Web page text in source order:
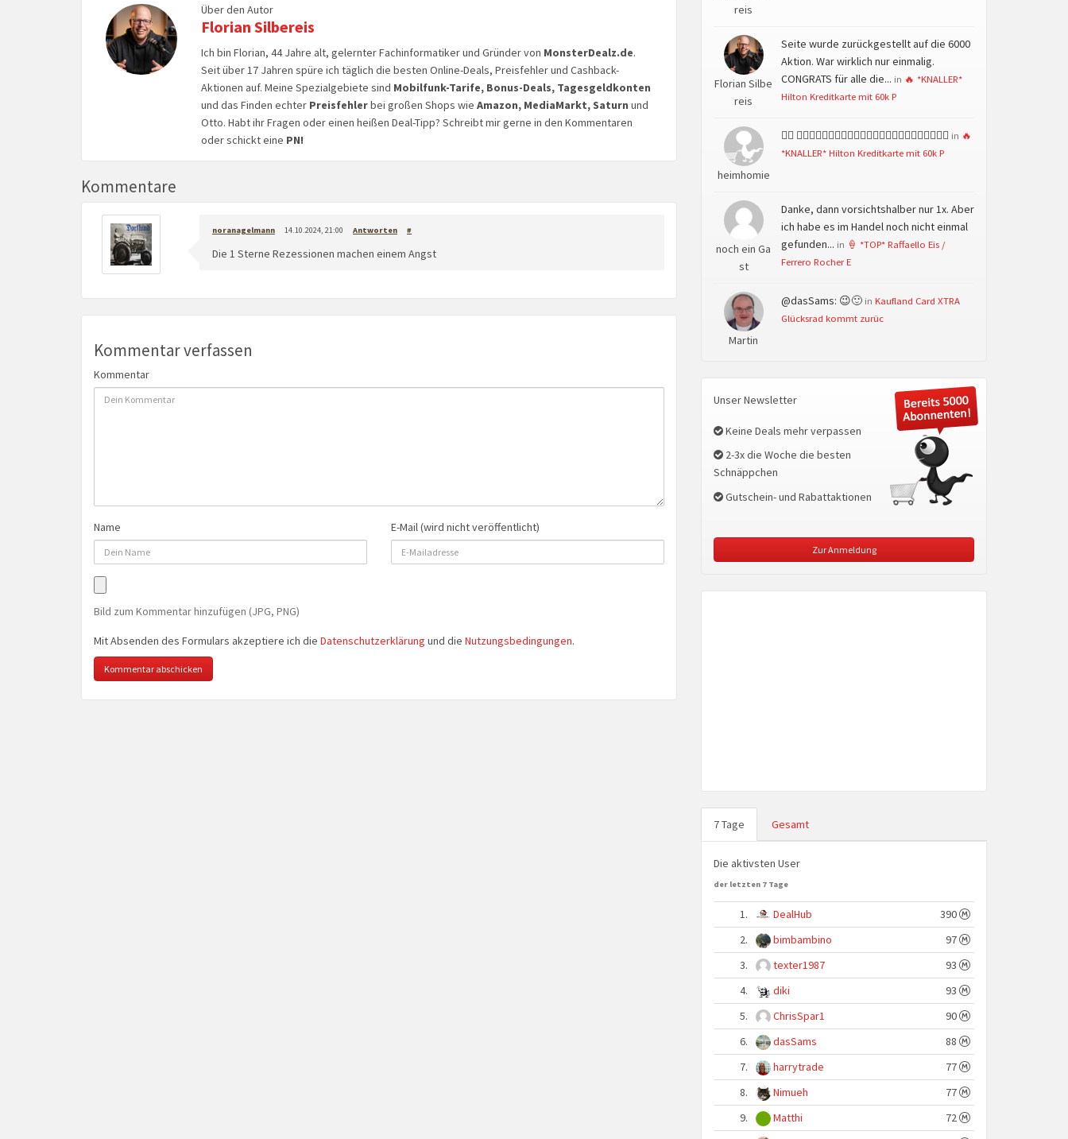
Über den Autor
Florian Silbereis
Ich bin Florian, 44 Jahre alt, gelernter Fachinformatiker und Gründer von MonsterDealz.de.
Seit über 17 Jahren spüre ich täglich die besten Online-Deals, Preisfehler und Cashback-
Aktionen auf. Meine Spezialgebiete sind Mobilfunk-Tarife, Bonus-Deals, Tagesgeldkonten
und das Finden echterPreisfehlerbei großen Shops wie Amazon, MediaMarkt, Saturn und
Otto. Habt ihr Fragen oder einen heißen Deal-Tipp? Schreibt mir gerne in den Kommentaren
oder schickt eine PN!
Kommentare
noranagelmann 14.10.2024, 21:00 Antworten #
Die 1 Sterne Rezessionen machen einem Angst
Kommentar verfassen
Kommentar
Name E-Mail (wird nicht veröffentlicht)
Bild zum Kommentar hinzufügen (JPG, PNG)
Mit Absenden des Formulars akzeptiere ich die Datenschutzerklärung und die Nutzungsbedingungen.
reis
Florian Silbe
reis
Seite wurde zurückgestellt auf die 6000
Aktion. War wirklich nur einmalig.
CONGRATS für alle die... in 🔥 *KNALLER*
Hilton Kreditkarte mit 60k P
heimhomie
👍🏻 👍🏻👍🏻👍🏻👍🏻👍🏻👍🏻👍🏻👍🏻👍🏻👍🏻👍🏻👍🏻 in 🔥
*KNALLER* Hilton Kreditkarte mit 60k P
noch ein Ga
st
Danke, dann vorsichtshalber nur 1x. Aber
ich habe es im Handel noch nicht einmal
gefunden... in 🍦 *TOP* Raffaello Eis /
Ferrero Rocher E
Martin
@dasSams: 😉🙂 in Kaufland Card XTRA
Glücksrad kommt zurüc
Unser Newsletter
Keine Deals mehr verpassen
2-3x die Woche die besten
Schnäppchen
Gutschein- und Rabattaktionen
Zur Anmeldung
7 Tage Gesamt
Die aktivsten User
der letzten 7 Tage
1. DealHub
390
2.
bimbambino
97
3.
texter1987
93
4.
diki
93
5.
ChrisSpar1
90
6.
dasSams
88
7.
harrytrade
77
8.
Nimueh
77
9.
Matthi
72